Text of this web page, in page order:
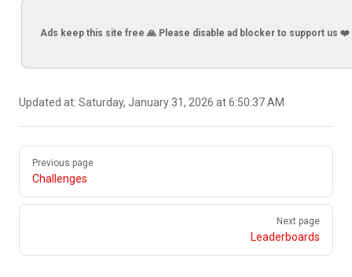
Ads keep this site free 🙏 Please disable ad blocker to support us ❤️
Updated at: Saturday, January 31, 2026 at 6:50:37 AM
Pager
Previous page
Challenges
Next page
Leaderboards